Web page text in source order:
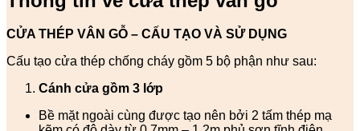
CỬA THÉP VÂN GỖ – CẤU TẠO VÀ SỬ DỤNG
Cấu tạo cửa thép chống cháy gồm 5 bộ phận như sau:
Cánh cửa gồm 3 lớp
Bề mặt ngoài cùng được tạo nên bởi 2 tấm thép mạ